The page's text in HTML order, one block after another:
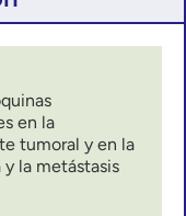
en la
tumoral y en la
la metástasis